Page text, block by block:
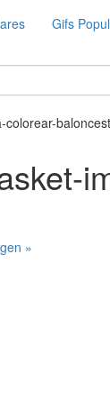
Gifs
colorear-
»